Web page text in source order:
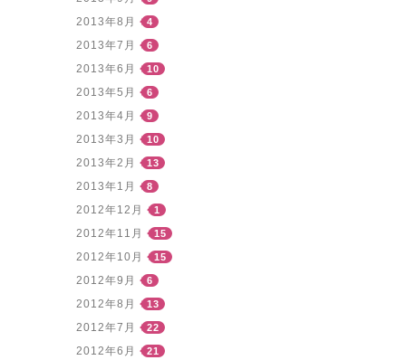
2013年8月 4
2013年7月 6
2013年6月 10
2013年5月 6
2013年4月 9
2013年3月 10
2013年2月 13
2013年1月 8
2012年12月 1
2012年11月 15
2012年10月 15
2012年9月 6
2012年8月 13
2012年7月 22
2012年6月 21